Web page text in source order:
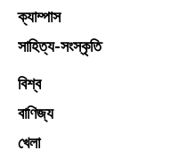
ক্যাম্পাস
সাহিত্য-সংস্কৃতি
বিশ্ব
বাণিজ্য
খেলা